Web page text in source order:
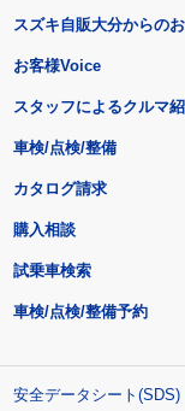
スズキ自販大分からの
お客様Voice
スタッフによるクルマ
車検/点検/整備
カタログ請求
購入相談
試乗車検索
車検/点検/整備予約
安全データシート(SDS)